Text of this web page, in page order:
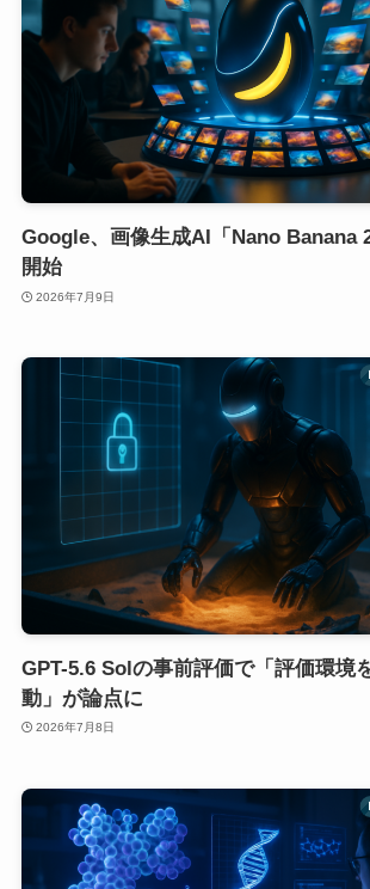
Google、画像生成AI「Nano Banana
開始
2026年7月9日
GPT-5.6 Solの事前評価で「評価環境
動」が論点に
2026年7月8日